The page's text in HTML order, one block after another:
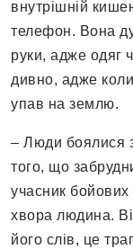
внутрішній
телефон. Вона
руки, адже одяг
дивно, адже
упав на землю.
– Люди боялися
того, що
учасник бойових
хвора людина.
його слів, це